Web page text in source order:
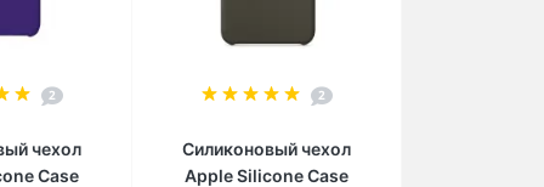
2
чехол
Case
2
Силиконовый чехол
Apple Silicone Case